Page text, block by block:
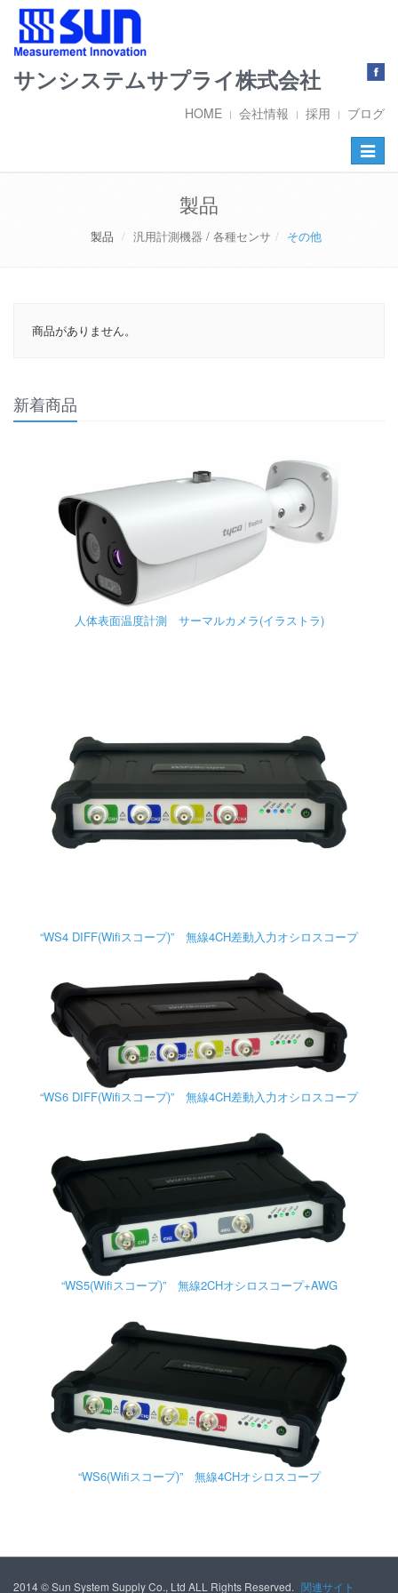
サンシステムサプライ株式会社
HOME 会社情報 採用 ブログ
Toggle
製品
製品 汎用計測機器 / 各種センサ その他
商品がありません。
新着商品
人体表面温度計測 サーマルカメラ(イラストラ)
“WS4 DIFF(Wifiスコープ)” 無線4CH差動入力オシロスコープ
“WS6 DIFF(Wifiスコープ)” 無線4CH差動入力オシロスコープ
“WS5(Wifiスコープ)” 無線2CHオシロスコープ+AWG
“WS6(Wifiスコープ)” 無線4CHオシロスコープ
2014 © Sun System Supply Co., Ltd ALL Rights Reserved. 関連サイト